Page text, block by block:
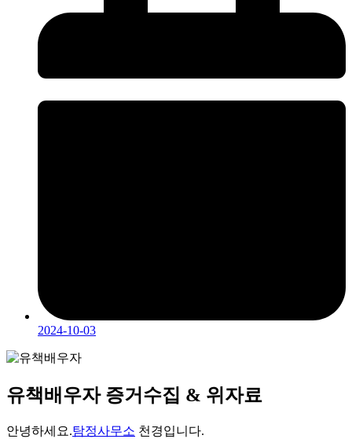
2024-10-03
유책배우자 증거수집 & 위자료
안녕하세요.탐정사무소 천경입니다.